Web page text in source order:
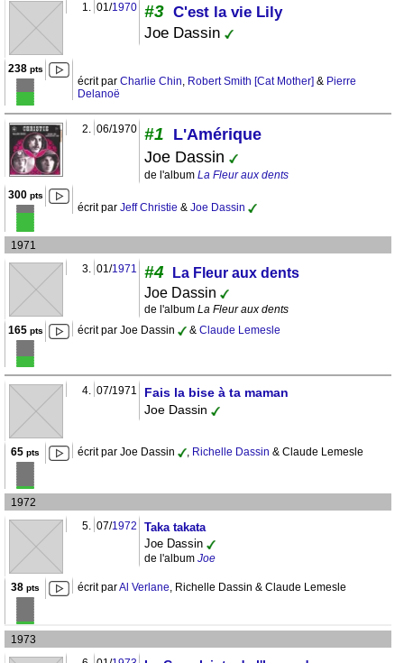
1. 01/1970 #3 C'est la vie Lily
Joe Dassin
238pts
écrit par Charlie Chin, Robert Smith [Cat Mother] & Pierre
Delanoë
2. 06/1970 #1 L'Amérique
Joe Dassin
de l'album La Fleur aux dents
300pts
écrit par Jeff Christie & Joe Dassin
1971
3. 01/1971 #4
La Fleur aux dents
Joe Dassin
de l'album La Fleur aux dents
165pts écrit par Joe Dassin & Claude Lemesle
4. 07/1971
Fais la bise à ta maman
Joe Dassin
65 pts écrit par Joe Dassin , Richelle Dassin & Claude Lemesle
1972
5. 07/1972
Taka takata
Joe Dassin
de l'album Joe
38 pts écrit parAl Verlane, Richelle Dassin & Claude Lemesle
1973